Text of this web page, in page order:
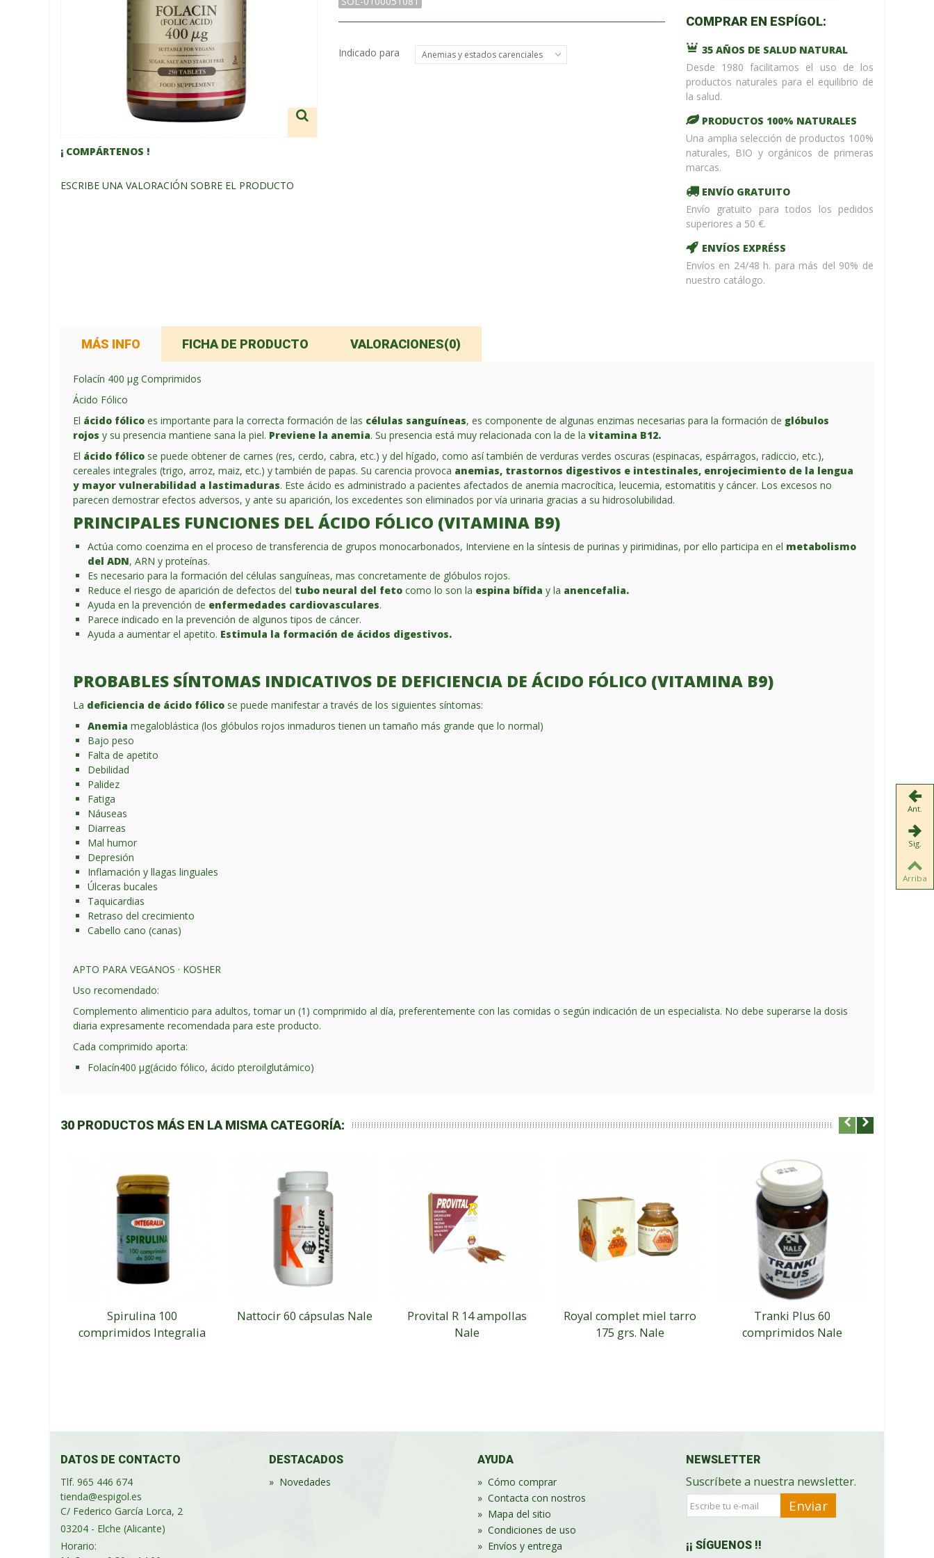
/home/upntonvr/
codeon
line 59
¡ %Dto !
¡ COMPÁRTENOS !
ESCRIBE UNA VALORACIÓN SOBRE EL PRODUCTO
Indicado para Anemias y estados carenciales
COMPRAR EN ESPÍGOL:
35 AÑOS DE SALUD NATURAL
Desde 1980 facilitamos el uso de los
productos naturales para el equilibrio de
la salud.
PRODUCTOS 100% NATURALES
Una amplia selección de productos 100%
naturales, BIO y orgánicos de primeras
marcas.
ENVÍO GRATUITO
Envío gratuito para todos los pedidos
superiores a 50 €.
ENVÍOS EXPRÉSS
Envíos en 24/48 h. para más del 90% de
nuestro catálogo.
MÁS INFO FICHA DE PRODUCTO VALORACIONES(0)
Folacín 400 μg Comprimidos
Ácido Fólico
El ácido fólico es importante para la correcta formación de las células sanguíneas, es componente de algunas enzimas necesarias para la formación de glóbulos
rojos y su presencia mantiene sana la piel. Previene la anemia. Su presencia está muy relacionada con la de lavitamina B12.
El ácido fólico se puede obtener de carnes (res, cerdo, cabra, etc.) y del hígado, como así también de verduras verdes oscuras (espinacas, espárragos, radiccio, etc.),
cereales integrales (trigo, arroz, maiz, etc.) y también de papas. Su carencia provoca anemias, trastornos digestivos e intestinales, enrojecimiento de la lengua
y mayor vulnerabilidad a lastimaduras. Este ácido es administrado a pacientes afectados de anemia macrocítica, leucemia, estomatitis y cáncer. Los excesos no
parecen demostrar efectos adversos, y ante su aparición, los excedentes son eliminados por vía urinaria gracias a su hidrosolubilidad.
PRINCIPALES FUNCIONES DEL ÁCIDO FÓLICO (VITAMINA B9)
Actúa como coenzima en el proceso de transferencia de grupos monocarbonados, Interviene en la síntesis de purinas y pirimidinas, por ello participa en el metabolismo
del ADN, ARN y proteínas.
Es necesario para la formación del células sanguíneas, mas concretamente de glóbulos rojos.
Reduce el riesgo de aparición de defectos del tubo neural del feto como lo son la espina bífida y la anencefalia.
Ayuda en la prevención de enfermedades cardiovasculares.
Parece indicado en la prevención de algunos tipos de cáncer.
Ayuda a aumentar el apetito. Estimula la formación de ácidos digestivos.
PROBABLES SÍNTOMAS INDICATIVOS DE DEFICIENCIA DE ÁCIDO FÓLICO (VITAMINA B9)
La deficiencia de ácido fólico se puede manifestar a través de los siguientes síntomas:
Anemiamegaloblástica (los glóbulos rojos inmaduros tienen un tamaño más grande que lo normal)
Bajo peso
Falta de apetito
Debilidad
Palidez
Fatiga
Náuseas
Diarreas
Mal humor
Depresión
Inflamación y llagas linguales
Úlceras bucales
Taquicardias
Retraso del crecimiento
Cabello cano (canas)
APTO PARA VEGANOS · KOSHER
Uso recomendado:
Complemento alimenticio para adultos, tomar un (1) comprimido al día, preferentemente con las comidas o según indicación de un especialista. No debe superarse la dosis
diaria expresamente recomendada para este producto.
Cada comprimido aporta:
Folacín400 μg(ácido fólico, ácido pteroilglutámico)
30 PRODUCTOS MÁS EN LA MISMA CATEGORÍA:
Spirulina 100
comprimidos Integralia
Nattocir 60 cápsulas Nale
Provital R 14 ampollas
Nale
Royal complet miel tarro
175 grs. Nale
Tranki Plus 60
comprimidos Nale
DATOS DE CONTACTO
Tlf. 965 446 674
tienda@espigol.es
C/ Federico García Lorca, 2
03204 - Elche (Alicante)
Horario:
DESTACADOS
» Novedades
AYUDA
» Cómo comprar
» Contacta con nostros
» Mapa del sitio
» Condiciones de uso
» Envíos y entrega
NEWSLETTER
Suscríbete a nuestra newsletter.
Enviar
¡¡ SÍGUENOS !!
Ant.
Sig.
Arriba